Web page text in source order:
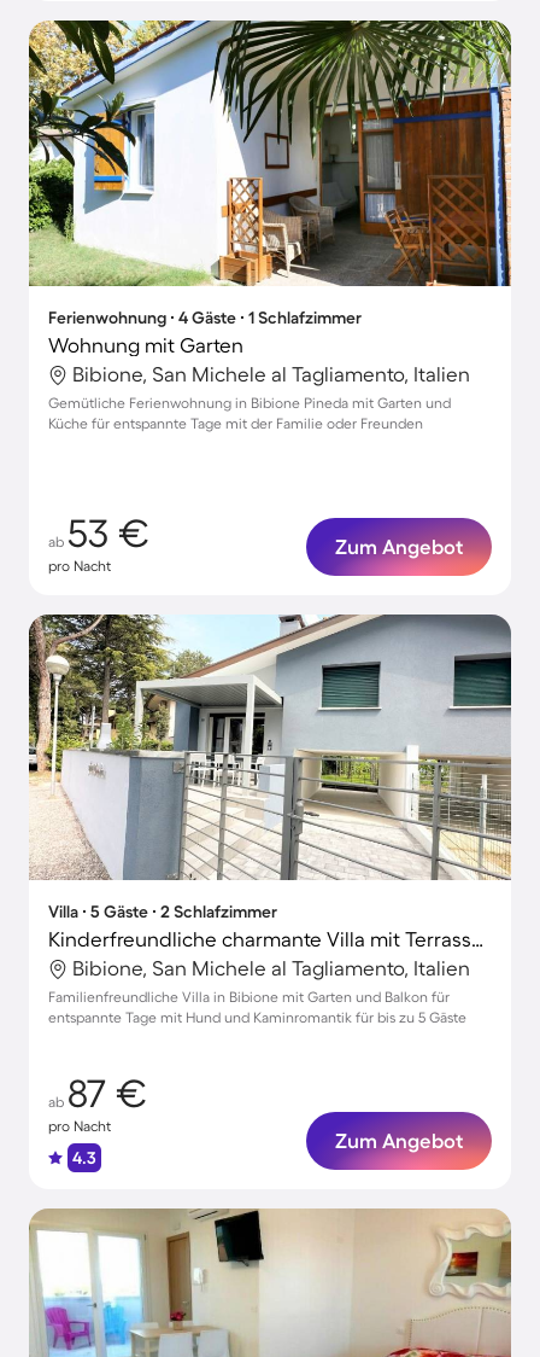
Ferienwohnung ∙ 4 Gäste ∙ 1 Schlafzimmer
Wohnung mit Garten
Bibione, San Michele al Tagliamento, Italien
Gemütliche Ferienwohnung in Bibione Pineda mit Garten und
Küche für entspannte Tage mit der Familie oder Freunden
ab 53 €
pro Nacht
Zum Angebot
Villa ∙ 5 Gäste ∙ 2 Schlafzimmer
Kinderfreundliche charmante Villa mit Terrasse, Garten und Grill | Strand in der Nähe | Hunde erlaubt
Bibione, San Michele al Tagliamento, Italien
Familienfreundliche Villa in Bibione mit Garten und Balkon für
entspannte Tage mit Hund und Kaminromantik für bis zu 5 Gäste
ab 87 €
pro Nacht
4.3
Zum Angebot